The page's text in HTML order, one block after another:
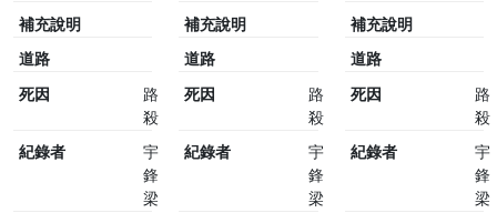
補充說明
道路
死因
路
殺
紀錄者
宇
鋒
梁
補充說明
道路
死因
路
殺
紀錄者
宇
鋒
梁
補充說明
道路
死因
路
殺
紀錄者
宇
鋒
梁